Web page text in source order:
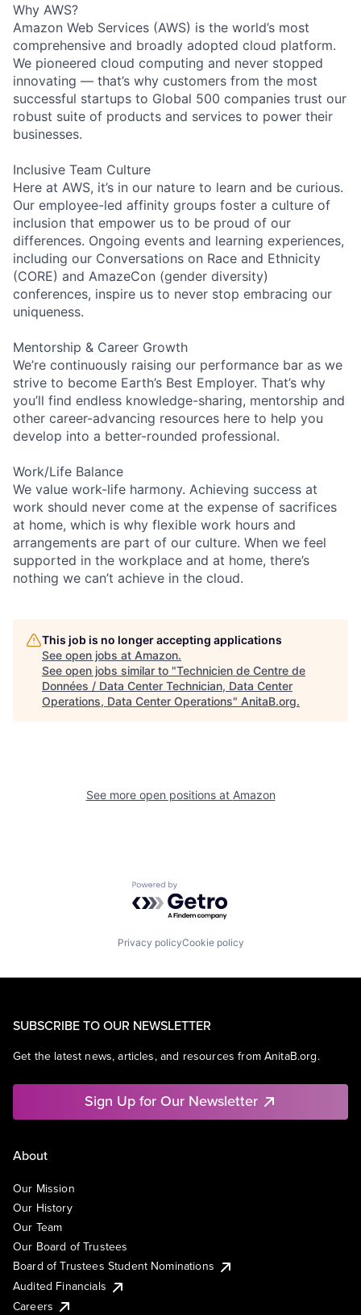
Why AWS?
Amazon Web Services (AWS) is the world’s most
comprehensive and broadly adopted cloud platform.
We pioneered cloud computing and never stopped
innovating — that’s why customers from the most
successful startups to Global 500 companies trust our
robust suite of products and services to power their
businesses.
Inclusive Team Culture
Here at AWS, it’s in our nature to learn and be curious.
Our employee-led affinity groups foster a culture of
inclusion that empower us to be proud of our
differences. Ongoing events and learning experiences,
including our Conversations on Race and Ethnicity
(CORE) and AmazeCon (gender diversity)
conferences, inspire us to never stop embracing our
uniqueness.
Mentorship & Career Growth
We’re continuously raising our performance bar as we
strive to become Earth’s Best Employer. That’s why
you’ll find endless knowledge-sharing, mentorship and
other career-advancing resources here to help you
develop into a better-rounded professional.
Work/Life Balance
We value work-life harmony. Achieving success at
work should never come at the expense of sacrifices
at home, which is why flexible work hours and
arrangements are part of our culture. When we feel
supported in the workplace and at home, there’s
nothing we can’t achieve in the cloud.
This job is no longer accepting applications
See open jobs at Amazon.
See open jobs similar to "Technicien de Centre de
Données / Data Center Technician, Data Center
Operations, Data Center Operations" AnitaB.org.
See more open positions at Amazon
Powered by Getro.com
Privacy policyCookie policy
SUBSCRIBE TO OUR NEWSLETTER
Get the latest news, articles, and resources from AnitaB.org.
Sign Up for Our Newsletter
About
Our Mission
Our History
Our Team
Our Board of Trustees
Board of Trustees Student Nominations
Audited Financials
Careers